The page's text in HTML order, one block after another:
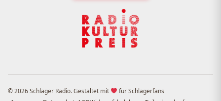
© 2026 Schlager Radio. Gestaltet mit
für Schlagerfans